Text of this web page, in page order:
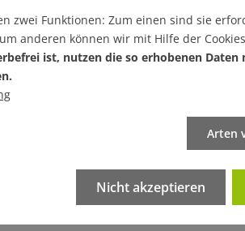
Von
zwei Funktionen: Zum einen sind sie
anderen können wir mit Hilfe der
ist, nutzen die so erhobenen Daten
Arten
Nicht akzeptieren